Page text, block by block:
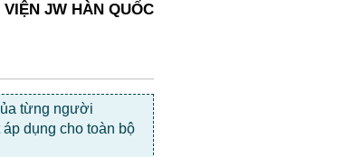
VIỆN JW HÀN QUỐC
từng người
dụng cho toàn bộ